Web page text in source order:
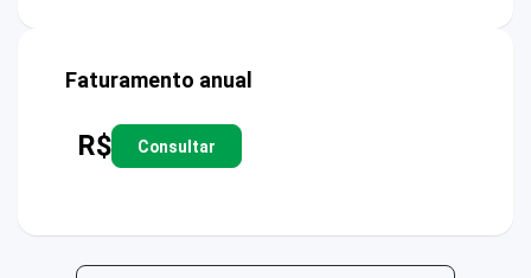
Faturamento anual
R$ Consultar